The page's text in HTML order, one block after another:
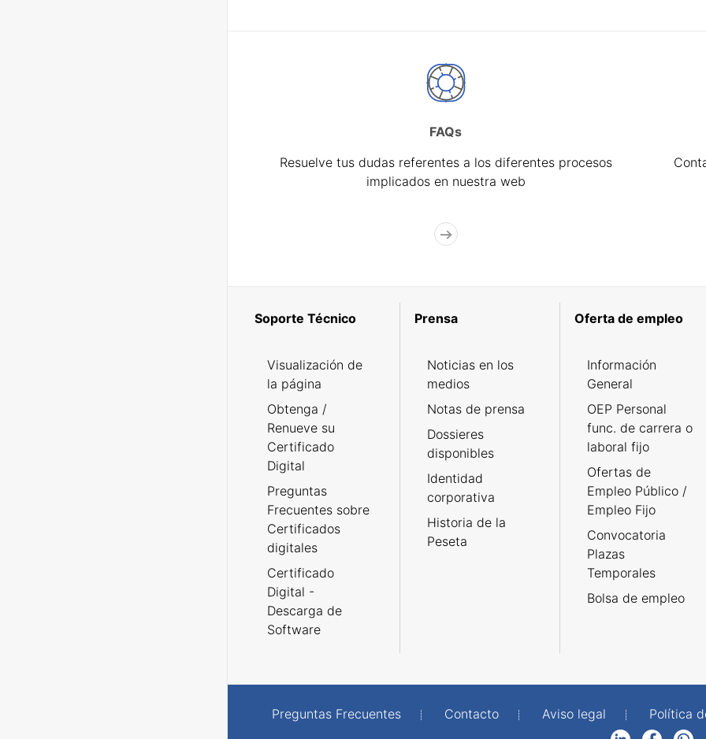
FAQs
Resuelve tus dudas referentes a los diferentes procesos
implicados en nuestra web
Soporte Técnico
Visualización de
la página
Obtenga /
Renueve su
Certificado
Digital
Preguntas
Frecuentes sobre
Certificados
digitales
Certificado
Digital -
Descarga de
Software
Prensa
Noticias en los
medios
Notas de prensa
Dossieres
disponibles
Identidad
corporativa
Historia de la
Peseta
Oferta de empleo
Información
General
OEP Personal
func. de carrera o
laboral fijo
Ofertas de
Empleo Público /
Empleo Fijo
Convocatoria
Plazas
Temporales
Bolsa de empleo
Preguntas Frecuentes Contacto Aviso legal Política